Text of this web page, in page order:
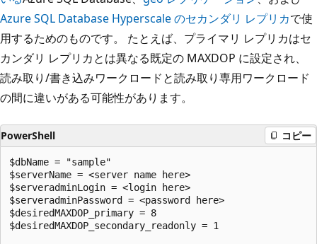
Azure SQL Database Hyperscale のセカンダリ レプリカで使
用するためのものです。 たとえば、プライマリ レプリカはセ
カンダリ レプリカとは異なる既定の MAXDOP に設定され、
読み取り/書き込みワークロードと読み取り専用ワークロード
の間に違いがある可能性があります。
PowerShell コピー
$dbName = "sample"
$serverName = <server name here>
$serveradminLogin = <login here>
$serveradminPassword = <password here>
$desiredMAXDOP_primary = 8
$desiredMAXDOP_secondary_readonly = 1